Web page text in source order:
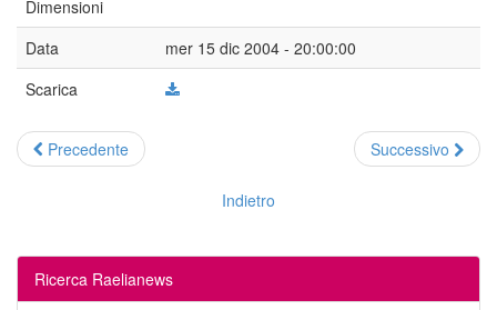
Dimensioni
Data
mer 15 dic 2004 - 20:00:00
Scarica
Precedente Successivo
Indietro
Ricerca Raelianews